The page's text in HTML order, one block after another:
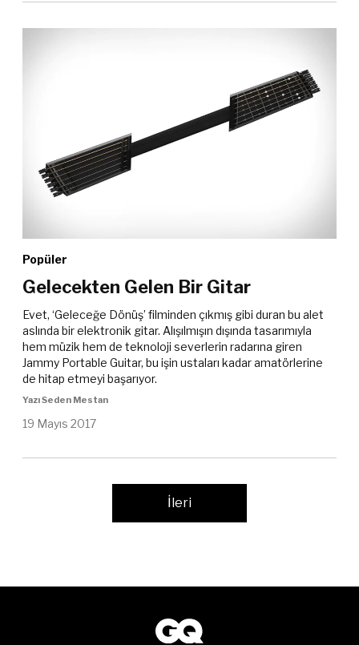
Popüler
Gelecekten Gelen Bir Gitar
Evet, ‘Geleceğe Dönüş’ filminden çıkmış gibi duran bu alet
aslında bir elektronik gitar. Alışılmışın dışında tasarımıyla
hem müzik hem de teknoloji severlerin radarına giren
Jammy Portable Guitar, bu işin ustaları kadar amatörlerine
de hitap etmeyi başarıyor.
Yazı Seden Mestan
19 Mayıs 2017
İleri